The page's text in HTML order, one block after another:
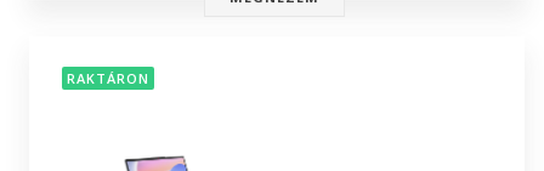
RAKTÁRON